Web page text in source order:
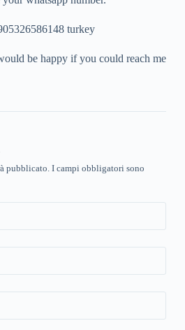
turkey
be happy if you could reach me
pubblicato. I campi obbligatori sono